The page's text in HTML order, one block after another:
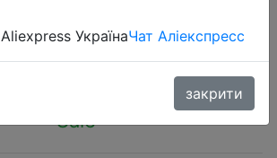
$3.37
Sale
УкраїнаЧат Аліекспресс
закрити